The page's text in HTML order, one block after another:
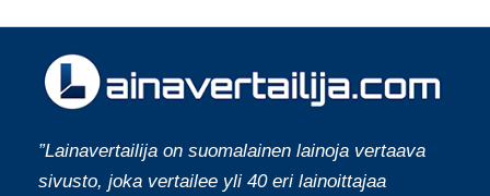
”Lainavertailija on suomalainen lainoja vertaava
sivusto, joka vertailee yli 40 eri lainoittajaa